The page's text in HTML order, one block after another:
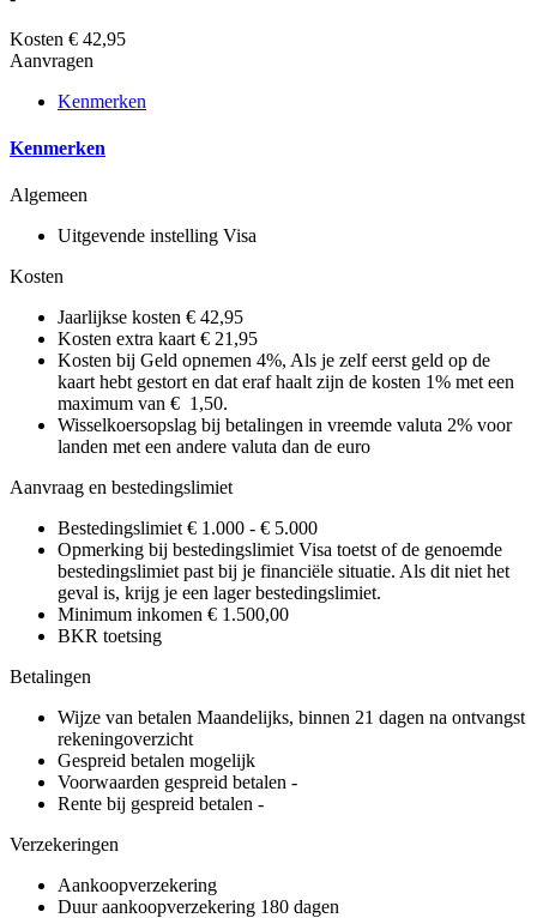
Kosten € 42,95
Aanvragen
Kenmerken
Kenmerken
Algemeen
Uitgevende instelling Visa
Kosten
Jaarlijkse kosten € 42,95
Kosten extra kaart€ 21,95
Kosten bij Geld opnemen 4%, Als je zelf eerst geld op de
kaart hebt gestort en dat eraf haalt zijn de kosten 1% met een
maximum van € 1,50.
Wisselkoersopslag bij betalingen in vreemde valuta 2% voor
landen met een andere valuta dan de euro
Aanvraag en bestedingslimiet
Bestedingslimiet€ 1.000 - € 5.000
Opmerking bij bestedingslimietVisa toetst of de genoemde
bestedingslimiet past bij je financiële situatie. Als dit niet het
geval is, krijg je een lager bestedingslimiet.
Minimum inkomen € 1.500,00
BKR toetsing
Betalingen
Wijze van betalen Maandelijks, binnen 21 dagen na ontvangst
rekeningoverzicht
Gespreid betalen mogelijk
Voorwaarden gespreid betalen -
Rente bij gespreid betalen -
Verzekeringen
Aankoopverzekering
Duur aankoopverzekering 180 dagen